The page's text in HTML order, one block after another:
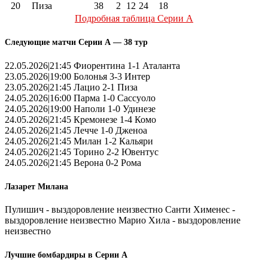
20
Пиза 38 2 12 24
18
Подробная таблица Серии А
Следующие матчи Серии А — 38 тур
22.05.2026|21:45 Фиорентина 1-1 Аталанта
23.05.2026|19:00 Болонья 3-3 Интер
23.05.2026|21:45 Лацио 2-1 Пиза
24.05.2026|16:00 Парма 1-0 Сассуоло
24.05.2026|19:00 Наполи 1-0 Удинезе
24.05.2026|21:45 Кремонезе 1-4 Комо
24.05.2026|21:45 Лечче 1-0 Дженоа
24.05.2026|21:45 Милан 1-2 Кальяри
24.05.2026|21:45 Торино 2-2 Ювентус
24.05.2026|21:45 Верона 0-2 Рома
Лазарет Милана
Пулишич - выздоровление неизвестно Санти Хименес -
выздоровление неизвестно Марио Хила - выздоровление
неизвестно
Лучшие бомбардиры в Серии А